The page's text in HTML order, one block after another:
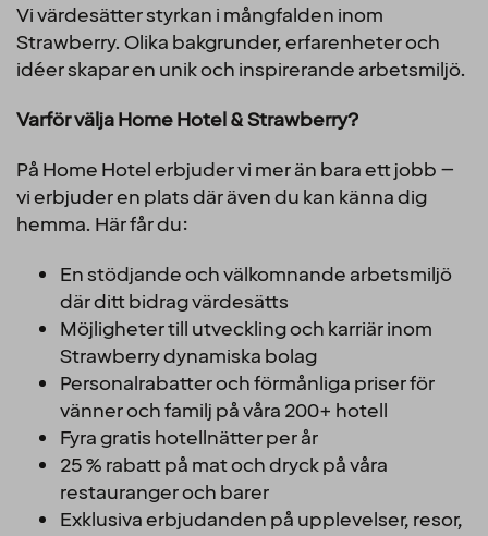
Vi värdesätter styrkan i mångfalden inom
Strawberry. Olika bakgrunder, erfarenheter och
idéer skapar en unik och inspirerande arbetsmiljö.
Varför välja Home Hotel & Strawberry?
På Home Hotel erbjuder vi mer än bara ett jobb –
vi erbjuder en plats där även du kan känna dig
hemma. Här får du:
En stödjande och välkomnande arbetsmiljö
där ditt bidrag värdesätts
Möjligheter till utveckling och karriär inom
Strawberry dynamiska bolag
Personalrabatter och förmånliga priser för
vänner och familj på våra 200+ hotell
Fyra gratis hotellnätter per år
25 % rabatt på mat och dryck på våra
restauranger och barer
Exklusiva erbjudanden på upplevelser, resor,